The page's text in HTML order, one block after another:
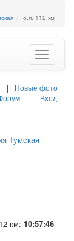
о.п. 112 км
Toggle
Новые фото
Вход
Тумская
км: 10:57:47